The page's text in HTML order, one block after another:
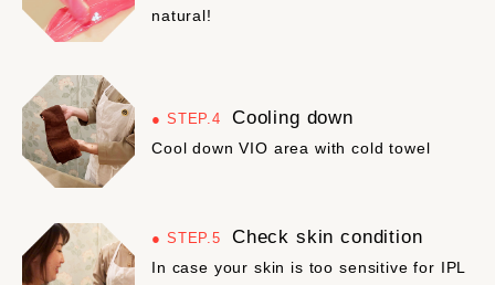
natural!
STEP.4 Cooling down
Cool down VIO area with cold towel
STEP.5 Check skin condition
In case your skin is too sensitive for IPL